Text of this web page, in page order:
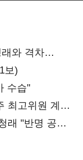
와 격차
보)
수습"
최고위원 계파
래 "반명 공세